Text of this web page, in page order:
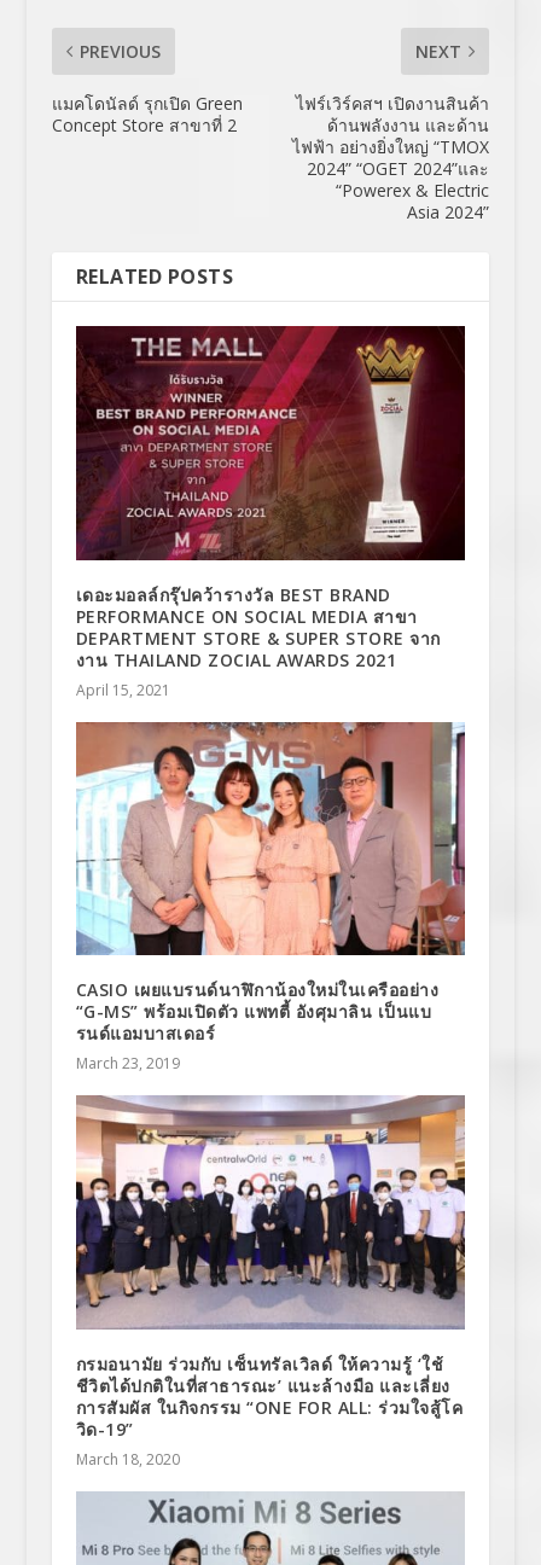
PREVIOUS
แมคโดนัลด์ รุกเปิด Green
Concept Store สาขาที่ 2
NEXT
ไฟร์เวิร์คสฯ เปิดงานสินค้า
ด้านพลังงาน และด้าน
ไฟฟ้า อย่างยิ่งใหญ่ “TMOX
2024” “OGET 2024”และ
“Powerex & Electric
Asia 2024”
RELATED POSTS
เดอะมอลล์กรุ๊ปคว้ารางวัล BEST BRAND
PERFORMANCE ON SOCIAL MEDIA สาขา
DEPARTMENT STORE & SUPER STORE จาก
งาน THAILAND ZOCIAL AWARDS 2021
April 15, 2021
CASIO เผยแบรนด์นาฬิกาน้องใหม่ในเครืออย่าง
“G-MS” พร้อมเปิดตัว แพทตี้ อังศุมาลิน เป็นแบ
รนด์แอมบาสเดอร์
March 23, 2019
กรมอนามัย ร่วมกับ เซ็นทรัลเวิลด์ ให้ความรู้ ‘ใช้
ชีวิตได้ปกติในที่สาธารณะ’ แนะล้างมือ และเลี่ยง
การสัมผัส ในกิจกรรม “ONE FOR ALL: ร่วมใจสู้โค
วิด-19”
March 18, 2020